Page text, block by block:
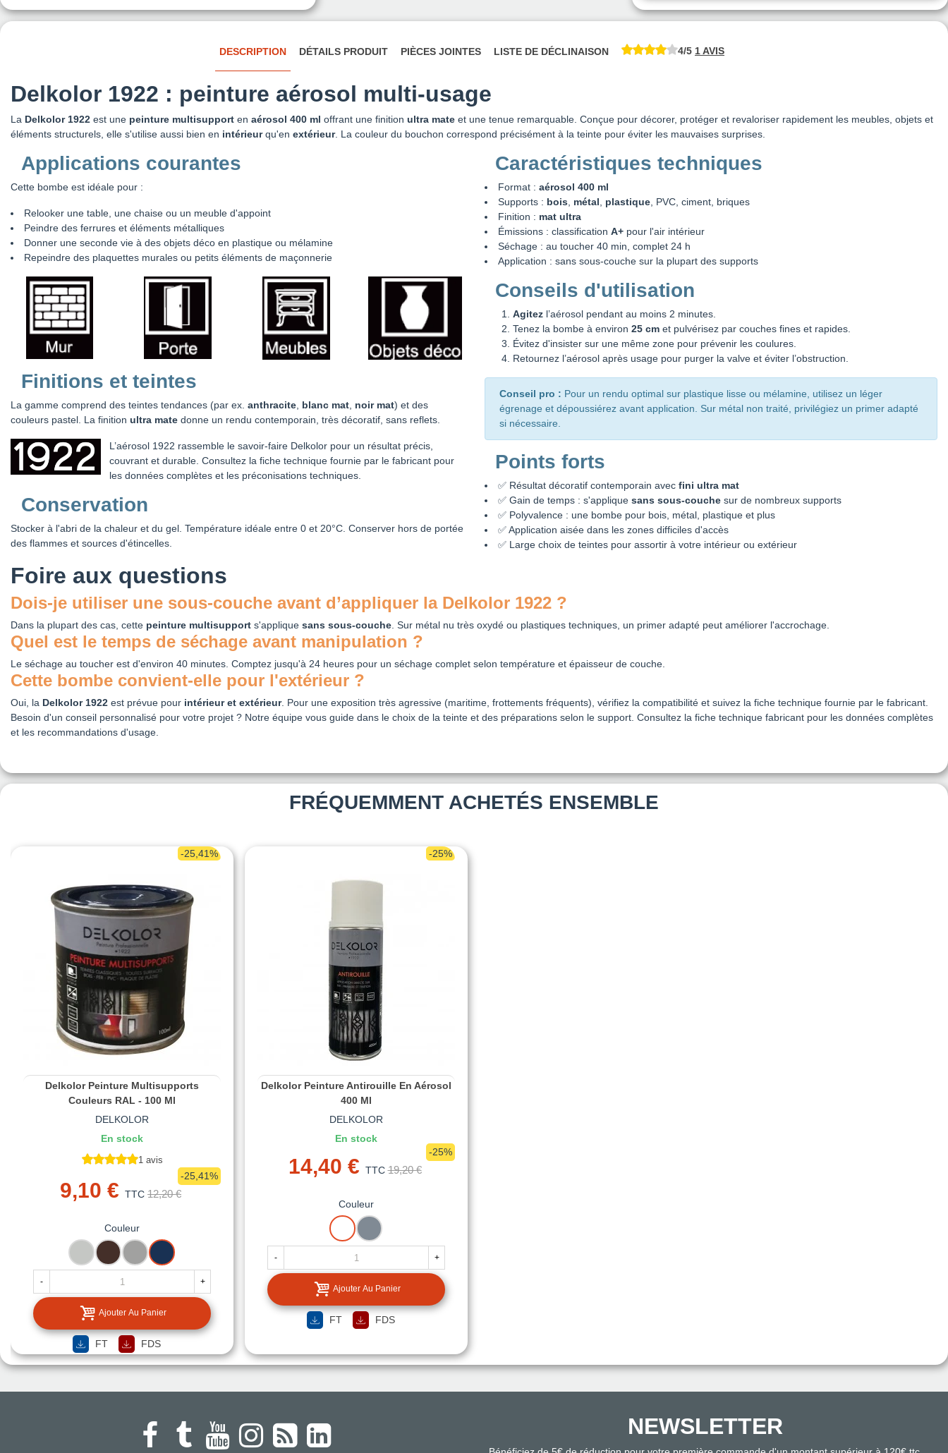
DESCRIPTION DÉTAILS PRODUIT PIÈCES JOINTES LISTE DE DÉCLINAISON 4/5 1 AVIS
Delkolor 1922 : peinture aérosol multi-usage
La Delkolor 1922 est une peinture multisupport en aérosol 400 ml offrant une finition ultra mate et une tenue remarquable. Conçue pour décorer, protéger et revaloriser rapidement les meubles, objets et
éléments structurels, elle s'utilise aussi bien en intérieurqu'en extérieur. La couleur du bouchon correspond précisément à la teinte pour éviter les mauvaises surprises.
Applications courantes
Cette bombe est idéale pour :
Relooker une table, une chaise ou un meuble d'appoint
Peindre des ferrures et éléments métalliques
Donner une seconde vie à des objets déco en plastique ou mélamine
Repeindre des plaquettes murales ou petits éléments de maçonnerie
Finitions et teintes
La gamme comprend des teintes tendances (par ex. anthracite, blanc mat, noir mat) et des
couleurs pastel. La finition ultra mate donne un rendu contemporain, très décoratif, sans reflets.
L’aérosol 1922 rassemble le savoir-faire Delkolor pour un résultat précis,
couvrant et durable. Consultez la fiche technique fournie par le fabricant pour
les données complètes et les préconisations techniques.
Conservation
Stocker à l'abri de la chaleur et du gel. Température idéale entre 0 et 20°C. Conserver hors de portée
des flammes et sources d'étincelles.
Caractéristiques techniques
Format : aérosol 400 ml
Supports : bois, métal, plastique, PVC, ciment, briques
Finition : mat ultra
Émissions : classification A+ pour l'air intérieur
Séchage : au toucher 40 min, complet 24 h
Application : sans sous-couche sur la plupart des supports
Conseils d'utilisation
Agitez l’aérosol pendant au moins 2 minutes.
Tenez la bombe à environ 25 cm et pulvérisez par couches fines et rapides.
Évitez d'insister sur une même zone pour prévenir les coulures.
Retournez l’aérosol après usage pour purger la valve et éviter l’obstruction.
Conseil pro : Pour un rendu optimal sur plastique lisse ou mélamine, utilisez un léger
égrenage et dépoussiérez avant application. Sur métal non traité, privilégiez un primer adapté
si nécessaire.
Points forts
✅ Résultat décoratif contemporain avec fini ultra mat
✅ Gain de temps : s'applique sans sous-couche sur de nombreux supports
✅ Polyvalence : une bombe pour bois, métal, plastique et plus
✅ Application aisée dans les zones difficiles d'accès
✅ Large choix de teintes pour assortir à votre intérieur ou extérieur
Foire aux questions
Dois‑je utiliser une sous‑couche avant d’appliquer la Delkolor 1922 ?
Dans la plupart des cas, cette peinture multisupport s'applique sans sous‑couche. Sur métal nu très oxydé ou plastiques techniques, un primer adapté peut améliorer l'accrochage.
Quel est le temps de séchage avant manipulation ?
Le séchage au toucher est d'environ 40 minutes. Comptez jusqu'à 24 heures pour un séchage complet selon température et épaisseur de couche.
Cette bombe convient‑elle pour l'extérieur ?
Oui, la Delkolor 1922 est prévue pour intérieur et extérieur. Pour une exposition très agressive (maritime, frottements fréquents), vérifiez la compatibilité et suivez la fiche technique fournie par le fabricant.
Besoin d'un conseil personnalisé pour votre projet ? Notre équipe vous guide dans le choix de la teinte et des préparations selon le support. Consultez la fiche technique fabricant pour les données complètes
et les recommandations d'usage.
FRÉQUEMMENT ACHETÉS ENSEMBLE
-25,41%
Delkolor Peinture Multisupports
Couleurs RAL - 100 Ml
DELKOLOR
En stock
1 avis
9,10 € TTC 12,20 €
-25,41%
Couleur
RAL
7035
CLAIR
RAL
8017
BRUN
CHOCOLAT
RAL
9006
BLANC
RAL
5013
COLBAT
- +
Ajouter Au Panier
FT FDS
-25%
Delkolor Peinture Antirouille En Aérosol
400 Ml
DELKOLOR
En stock
14,40 € TTC 19,20 €
-25%
Couleur
BLANC GRIS
- +
Ajouter Au Panier
FT FDS
NEWSLETTER